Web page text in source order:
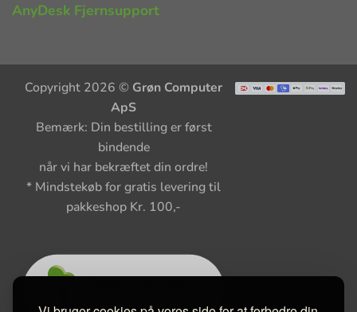
AnyDesk Fjernsupport
Copyright 2026 © Grøn Computer
ApS
Bemærk: Din bestilling er først
bindende
når vi har bekræftet din ordre!
* Mindstekøb for gratis levering til
pakkeshop Kr. 100,-